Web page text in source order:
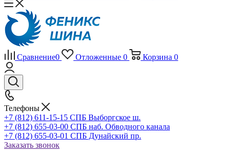
Сравнение0 Отложенные 0 Корзина 0
Телефоны
+7 (812) 611-15-15 СПБ Выборгское ш.
+7 (812) 655-03-00 СПБ наб. Обводного канала
+7 (812) 655-03-01 СПБ Дунайский пр.
Заказать звонок